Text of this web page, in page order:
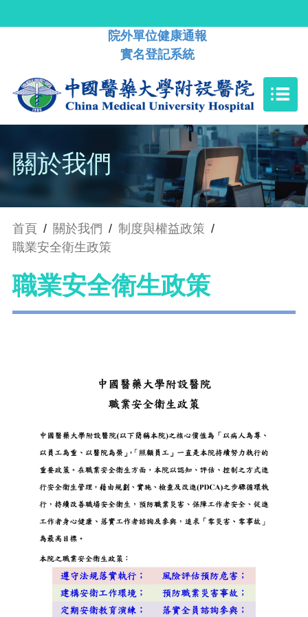
院外單位健康通報
實名登記系統
關於我們
首頁 / 關於我們 / 制度與權益政策 /
職業安全衛生政策
職業安全衛生政策